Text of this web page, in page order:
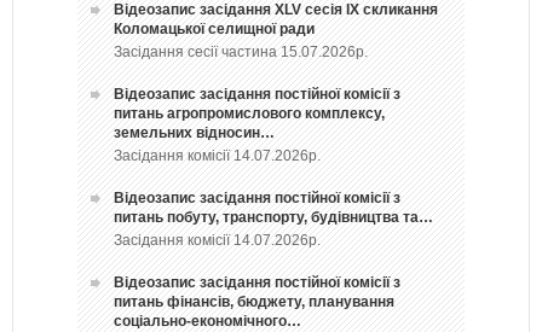
Відеозапис засідання ХLV сесія ІХ скликання
Коломацької селищної ради
Засідання сесії частина 15.07.2026р.
Відеозапис засідання постійної комісії з
питань агропромислового комплексу,
земельних відносин…
Засідання комісії 14.07.2026р.
Відеозапис засідання постійної комісії з
питань побуту, транспорту, будівництва та…
Засідання комісії 14.07.2026р.
Відеозапис засідання постійної комісії з
питань фінансів, бюджету, планування
соціально-економічного…